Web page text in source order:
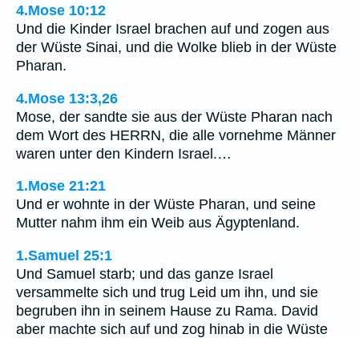
4.Mose 10:12
Und die Kinder Israel brachen auf und zogen aus
der Wüste Sinai, und die Wolke blieb in der Wüste
Pharan.
4.Mose 13:3,26
Mose, der sandte sie aus der Wüste Pharan nach
dem Wort des HERRN, die alle vornehme Männer
waren unter den Kindern Israel.…
1.Mose 21:21
Und er wohnte in der Wüste Pharan, und seine
Mutter nahm ihm ein Weib aus Ägyptenland.
1.Samuel 25:1
Und Samuel starb; und das ganze Israel
versammelte sich und trug Leid um ihn, und sie
begruben ihn in seinem Hause zu Rama. David
aber machte sich auf und zog hinab in die Wüste